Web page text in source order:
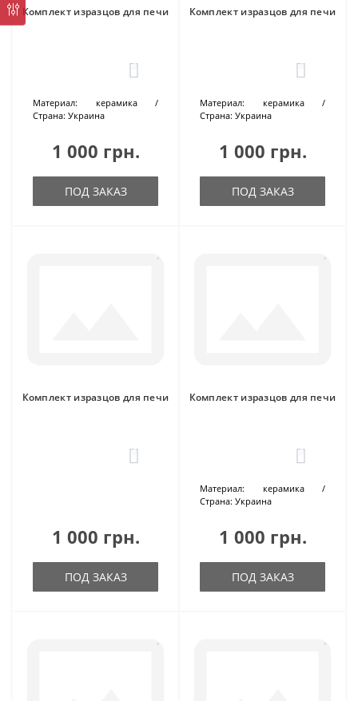
Комплект изразцов для печи
0
Материал:
керамика
Страна: Украина
1 000 грн.
ПОД ЗАКАЗ
Комплект изразцов для печи
0
Материал:
керамика
Страна: Украина
1 000 грн.
ПОД ЗАКАЗ
Комплект изразцов для печи
0
1 000 грн.
ПОД ЗАКАЗ
Комплект изразцов для печи
0
Материал:
керамика
Страна: Украина
1 000 грн.
ПОД ЗАКАЗ